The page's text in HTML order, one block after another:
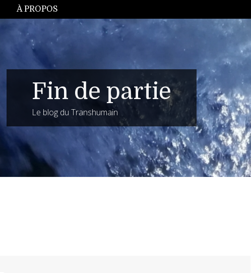
À PROPOS
Fin de partie
Le blog du Transhumain